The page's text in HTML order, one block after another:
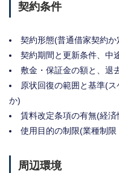
契約条件
契約形態(普通借家契約
契約期間と更新条件、中
敷金・保証金の額と、退
原状回復の範囲と基準(
か)
賃料改定条項の有無(経
使用目的の制限(業種制
周辺環境